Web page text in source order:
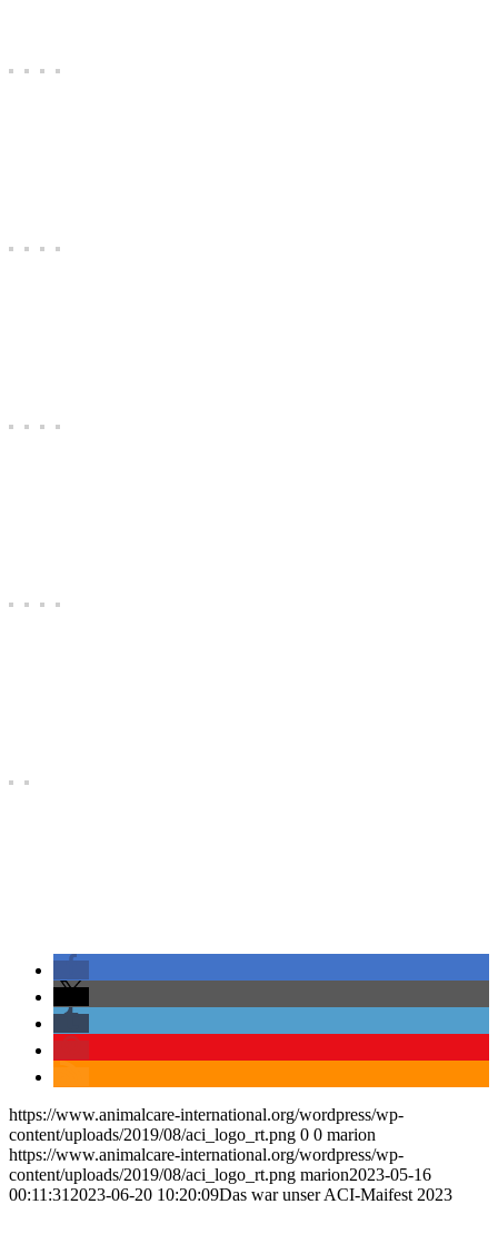
https://www.animalcare-international.org/wordpress/wp-
content/uploads/2019/08/aci_logo_rt.png 0 0 marion
https://www.animalcare-international.org/wordpress/wp-
content/uploads/2019/08/aci_logo_rt.png marion2023-05-16
00:11:31 2023-06-20 10:20:09Das war unser ACI-Maifest 2023